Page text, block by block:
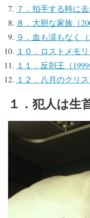
７．拍手する時に去
８．大胆な家族（
９．血も涙もなく（
１０．ロストメモリ
１１．反則王（1999
１２．八月のクリス
１．犯人は生